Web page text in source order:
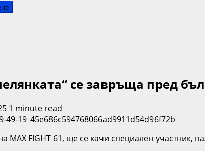
се завръща пред
1 minute read
MAX FIGHT 61, ще се качи специален участник,